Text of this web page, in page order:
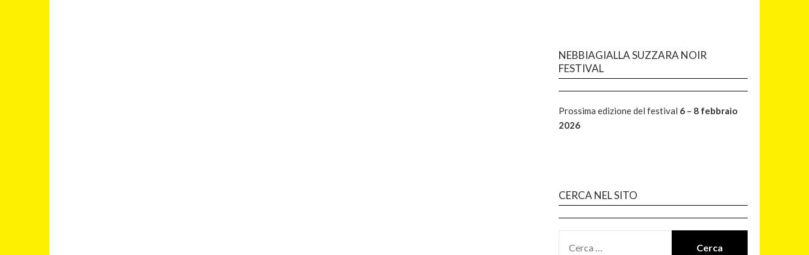
NEBBIAGIALLA SUZZARA NOIR
FESTIVAL
Prossima edizione del festival 6 – 8 febbraio
2026
CERCA NEL SITO